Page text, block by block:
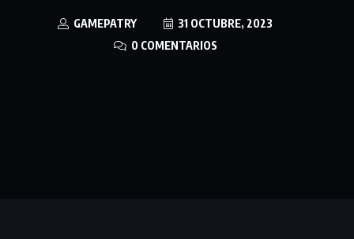
GAMEPATRY
31 OCTUBRE, 2023
0 COMENTARIOS